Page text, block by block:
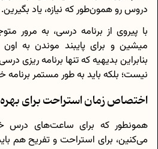
دروس رو همون‌طور که نیازه، یاد بگیرین.
با پیروی از برنامه درسی، به مرور
میشین و برای پایبند موندن به اون
نیست؛ بلکه باید به طور مستمر برنامه
اختصاص زمان استراحت برای
همونطور که برای ساعت‌های درس
می‌کنین، برای استراحت و تفریح هم